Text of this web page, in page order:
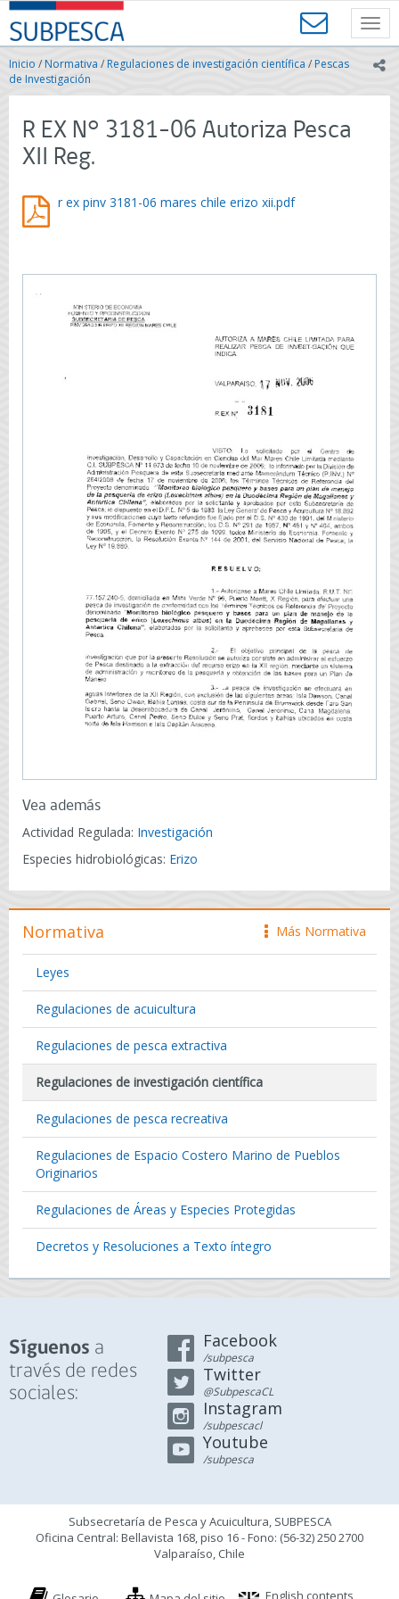
Contenido
principal
SUBPESCA
-
Subsecretaría
de
Pesca
Acuicultura
-
Gobierno
Chile
Inicio /Normativa / Regulaciones de investigación científica /Pescas
de Investigación
R EX N° 3181-06 Autoriza Pesca
XII Reg.
r ex pinv 3181-06 mares chile erizo xii.pdf
Vea además
Actividad Regulada: Investigación
Especies hidrobiológicas: Erizo
icono
Más Normativa
Normativa
Leyes
Regulaciones de acuicultura
Regulaciones de pesca extractiva
Regulaciones de investigación científica
Regulaciones de pesca recreativa
Regulaciones de Espacio Costero Marino de Pueblos
Originarios
Regulaciones de Áreas y Especies Protegidas
Decretos y Resoluciones a Texto íntegro
Síguenos a
través de redes
sociales:
Facebook
/subpesca
Twitter
@SubpescaCL
Instagram
/subpescacl
Youtube
/subpesca
Subsecretaría de Pesca y Acuicultura, SUBPESCA
Oficina Central: Bellavista 168, piso 16 - Fono: (56-32) 250 2700
Valparaíso, Chile
English contents